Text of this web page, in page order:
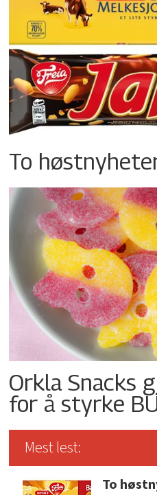
To
Orkla Snacks
for å styrke
Mest lest:
To